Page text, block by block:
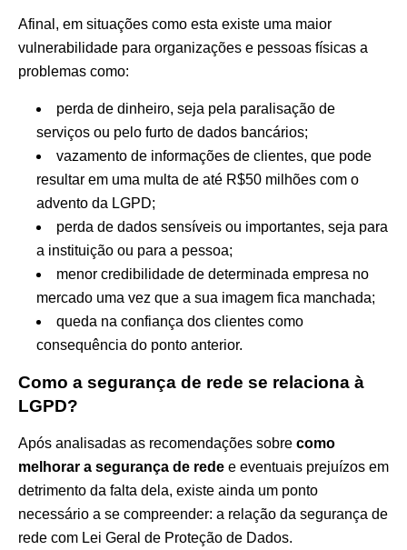
Afinal, em situações como esta existe uma maior
vulnerabilidade para organizações e pessoas físicas a
problemas como:
perda de dinheiro, seja pela paralisação de
serviços ou pelo furto de dados bancários;
vazamento de informações de clientes, que pode
resultar em uma multa de até R$50 milhões com o
advento da LGPD;
perda de dados sensíveis ou importantes, seja para
a instituição ou para a pessoa;
menor credibilidade de determinada empresa no
mercado uma vez que a sua imagem fica manchada;
queda na confiança dos clientes como
consequência do ponto anterior.
Como a segurança de rede se relaciona à
LGPD?
Após analisadas as recomendações sobre como
melhorar a segurança de rede e eventuais prejuízos em
detrimento da falta dela, existe ainda um ponto
necessário a se compreender: a relação da segurança de
rede com Lei Geral de Proteção de Dados.